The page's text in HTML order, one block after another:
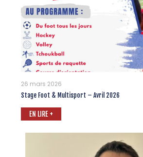
26 mars 2026
Stage Foot & Multisport – Avril 2026
EN LIRE +